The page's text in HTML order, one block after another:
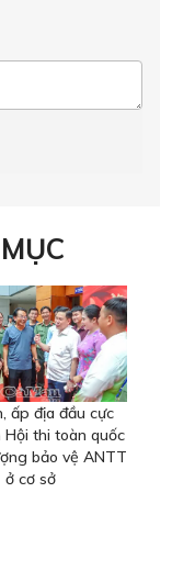
ấp địa đầu cực
Hội thi toàn quốc
bảo vệ ANTT
ở cơ sở